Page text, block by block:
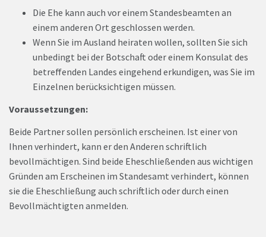
Die Ehe kann auch vor einem Standesbeamten an
einem anderen Ort geschlossen werden.
Wenn Sie im Ausland heiraten wollen, sollten Sie sich
unbedingt bei der Botschaft oder einem Konsulat des
betreffenden Landes eingehend erkundigen, was Sie im
Einzelnen berücksichtigen müssen.
Voraussetzungen:
Beide Partner sollen persönlich erscheinen. Ist einer von
Ihnen verhindert, kann er den Anderen schriftlich
bevollmächtigen. Sind beide Eheschließenden aus wichtigen
Gründen am Erscheinen im Standesamt verhindert, können
sie die Eheschließung auch schriftlich oder durch einen
Bevollmächtigten anmelden.